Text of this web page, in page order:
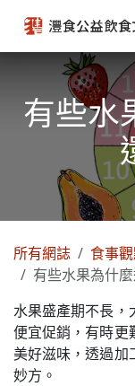
有些水
所有網誌
食事
有些水果為什
水果盛產期不長，
便宜促銷，有時更
美好滋味，透過加
妙方。